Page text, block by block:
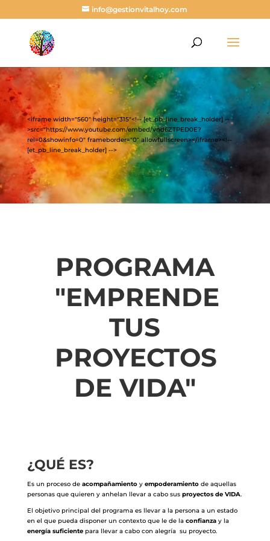
info@gestionvitalhoy.com
<iframe width="560" height="315"<!-- [et_pb_line_break_holder] --
>src="https://www.youtube.com/embed/vnd6ZTPED0E?
rel=0&showinfo=0" frameborder="0" allowfullscreen></iframe><!--
[et_pb_line_break_holder] -->
PROGRAMA
"EMPRENDE
TUS
PROYECTOS
DE VIDA"
¿QUÉ ES?
Es un proceso de acompañamientoy empoderamientode aquellas
personas que quieren y anhelan llevar a cabo sus proyectos de VIDA.
El objetivo principal del programa es llevar a la persona a un estado
en el que pueda disponer un contexto que le de laconfianzay la
energía suficientepara llevar a cabo con alegría su proyecto.